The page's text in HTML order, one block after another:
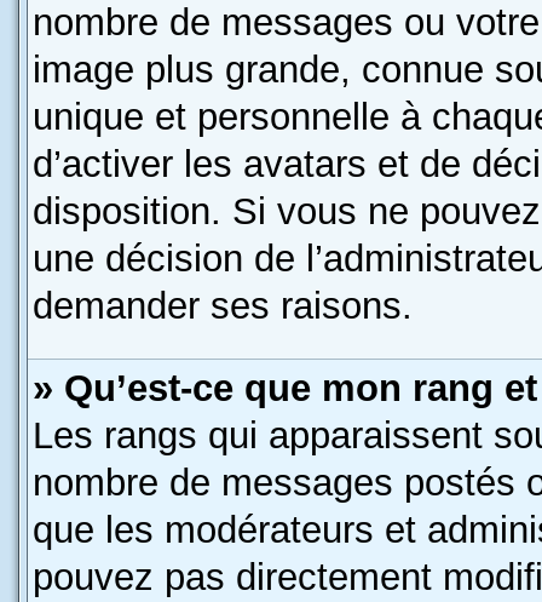
nombre de messages ou
image plus grande, connue
unique et personnelle à
d’activer les avatars et de
disposition. Si vous ne
une décision de
demander ses raisons.
» Qu’est-ce que mon rang
Les rangs qui apparaissent
nombre de messages postés
que les modérateurs et
pouvez pas directement